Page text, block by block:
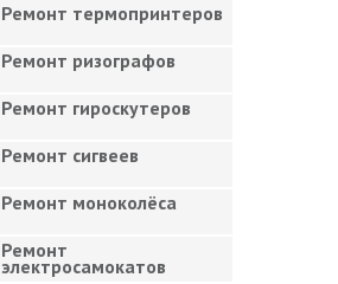
Ремонт термопринтеров
Ремонт ризографов
Ремонт гироскутеров
Ремонт сигвеев
Ремонт моноколёса
Ремонт
электросамокатов